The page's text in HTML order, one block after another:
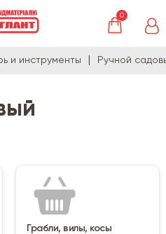
0
и инструменты Ручной
Грабли, вилы, косы